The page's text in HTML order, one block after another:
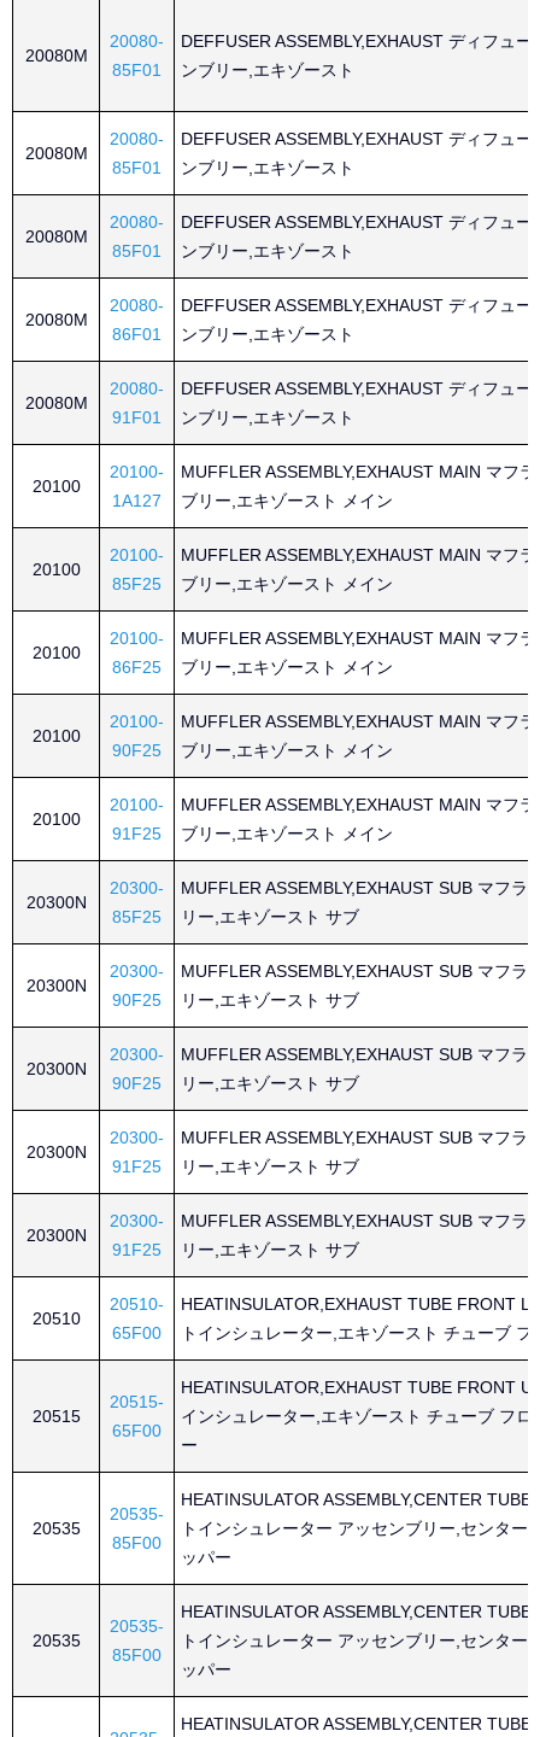
20080M
20080-
85F01
DEFFUSER ASSEMBLY,EXHAUST ディフュー
ンブリー,エキゾースト
20080M
20080-
85F01
DEFFUSER ASSEMBLY,EXHAUST ディフュー
ンブリー,エキゾースト
20080M
20080-
85F01
DEFFUSER ASSEMBLY,EXHAUST ディフュー
ンブリー,エキゾースト
20080M
20080-
86F01
DEFFUSER ASSEMBLY,EXHAUST ディフュー
ンブリー,エキゾースト
20080M
20080-
91F01
DEFFUSER ASSEMBLY,EXHAUST ディフュー
ンブリー,エキゾースト
20100
20100-
1A127
MUFFLER ASSEMBLY,EXHAUST MAIN マフ
ブリー,エキゾースト メイン
20100
20100-
85F25
MUFFLER ASSEMBLY,EXHAUST MAIN マフ
ブリー,エキゾースト メイン
20100
20100-
86F25
MUFFLER ASSEMBLY,EXHAUST MAIN マフ
ブリー,エキゾースト メイン
20100
20100-
90F25
MUFFLER ASSEMBLY,EXHAUST MAIN マフ
ブリー,エキゾースト メイン
20100
20100-
91F25
MUFFLER ASSEMBLY,EXHAUST MAIN マフ
ブリー,エキゾースト メイン
20300N
20300-
85F25
MUFFLER ASSEMBLY,EXHAUST SUB マフラ
リー,エキゾースト サブ
20300N
20300-
90F25
MUFFLER ASSEMBLY,EXHAUST SUB マフラ
リー,エキゾースト サブ
20300N
20300-
90F25
MUFFLER ASSEMBLY,EXHAUST SUB マフラ
リー,エキゾースト サブ
20300N
20300-
91F25
MUFFLER ASSEMBLY,EXHAUST SUB マフラ
リー,エキゾースト サブ
20300N
20300-
91F25
MUFFLER ASSEMBLY,EXHAUST SUB マフラ
リー,エキゾースト サブ
20510
20510-
65F00
HEATINSULATOR,EXHAUST TUBE FRONT
トインシュレーター,エキゾースト チューブ フ
20515
20515-
65F00
HEATINSULATOR,EXHAUST TUBE FRONT
インシュレーター,エキゾースト チューブ フロ
ー
20535
20535-
85F00
HEATINSULATOR ASSEMBLY,CENTER TUBE
トインシュレーター アッセンブリー,センター
ッパー
20535
20535-
85F00
HEATINSULATOR ASSEMBLY,CENTER TUBE
トインシュレーター アッセンブリー,センター
ッパー
HEATINSULATOR ASSEMBLY,CENTER TUBE